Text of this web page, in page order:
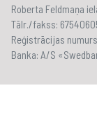
Roberta Feldmaņa
Tālr./fakss:
Reģistrācijas
Banka: A/S